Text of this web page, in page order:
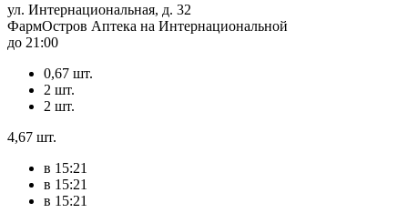
ул. Интернациональная, д. 32
ФармОстров Аптека на Интернациональной
до 21:00
0,67 шт.
2 шт.
2 шт.
4,67 шт.
в 15:21
в 15:21
в 15:21